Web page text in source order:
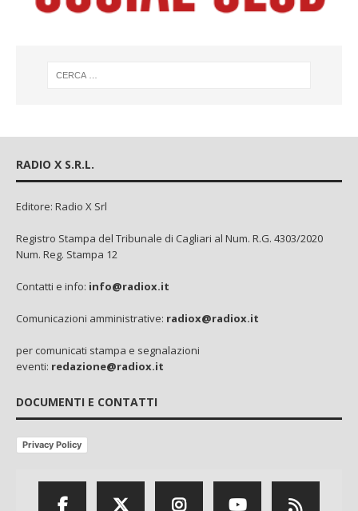
RADIO X S.R.L.
Editore: Radio X Srl
Registro Stampa del Tribunale di Cagliari al Num. R.G. 4303/2020
Num. Reg. Stampa 12
Contatti e info: info@radiox.it
Comunicazioni amministrative: radiox@radiox.it
per comunicati stampa e segnalazioni
eventi: redazione@radiox.it
DOCUMENTI E CONTATTI
Privacy Policy